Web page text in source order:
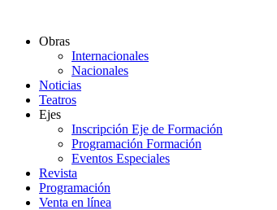
contenidoObras
Internacionales
Nacionales
Noticias
Teatros
Ejes
Inscripción Eje de Formación
Programación Formación
Eventos Especiales
Revista
Programación
Venta en línea